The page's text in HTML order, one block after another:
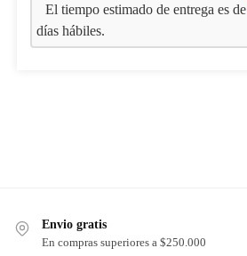
El tiempo estimado de entrega es de
días hábiles.
Envio gratis
En compras superiores a $250.000